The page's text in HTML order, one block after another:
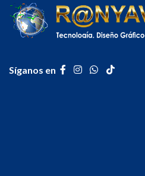
Síganos en